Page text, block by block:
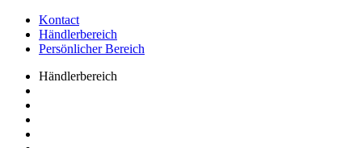
Kontact
Händlerbereich
Persönlicher Bereich
Händlerbereich